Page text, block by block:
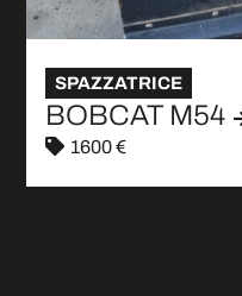
SPAZZATRICE
BOBCAT M54
1600 €